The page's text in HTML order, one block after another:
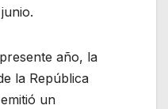
año, la
la República
un